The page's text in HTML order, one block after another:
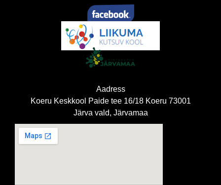
Aadress
Koeru Keskkool Paide tee 16/18 Koeru 73001
Järva vald, Järvamaa